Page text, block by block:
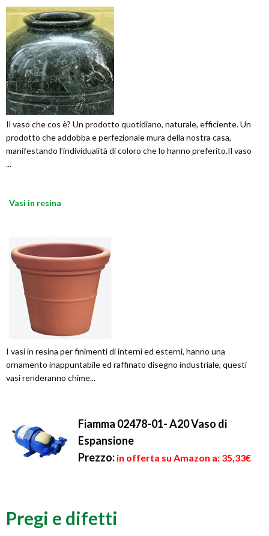
Il vaso che cos è? Un prodotto quotidiano, naturale, efficiente. Un
prodotto che addobba e perfezionale mura della nostra casa,
manifestando l’individualità di coloro che lo hanno preferito.Il vaso
...
Vasi in resina
I vasi in resina per finimenti di interni ed esterni, hanno una
ornamento inappuntabile ed raffinato disegno industriale, questi
vasi renderanno chime...
Fiamma 02478-01- A20 Vaso di
Espansione
Prezzo: in offerta su Amazon a: 35,33€
Pregi e difetti